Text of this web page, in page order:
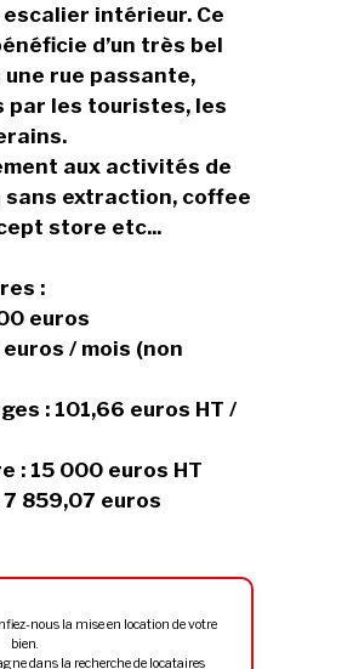
intérieur. Ce
d’un très bel
rue passante,
par les touristes, les
aux activités de
extraction, coffee
store etc...
:
euros
/ mois (non
: 101,66 euros HT /
: 15 000 euros HT
859,07 euros
nous la mise en location de votre
bien.
dans la recherche de locataires